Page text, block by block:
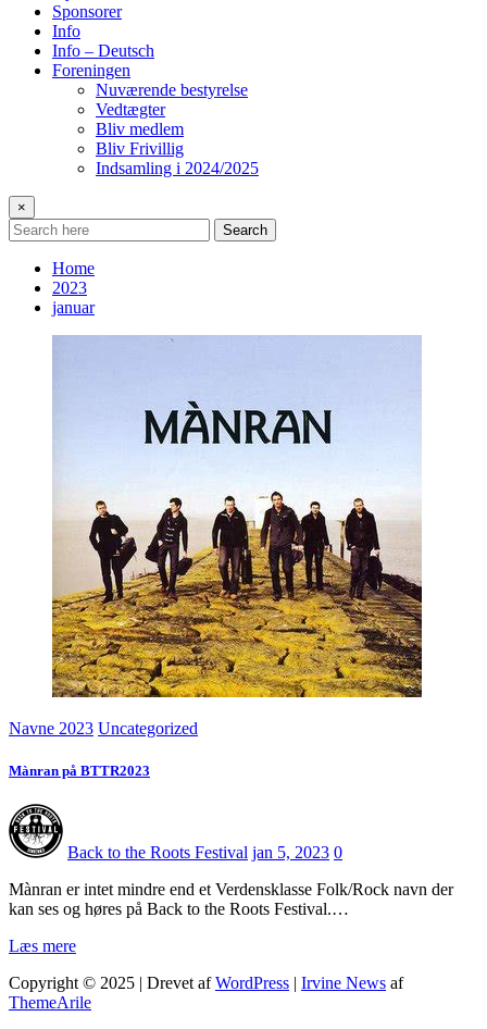
Sponsorer
Info
Info – Deutsch
Foreningen
Nuværende bestyrelse
Vedtægter
Bliv medlem
Bliv Frivillig
Indsamling i 2024/2025
×
Search
Home
2023
januar
Navne 2023 Uncategorized
Mànran på BTTR2023
Back to the Roots Festival jan 5, 2023 0
Mànran er intet mindre end et Verdensklasse Folk/Rock navn der
kan ses og høres på Back to the Roots Festival.…
Læs mere
Copyright © 2025 | Drevet afWordPress | Irvine News af
ThemeArile